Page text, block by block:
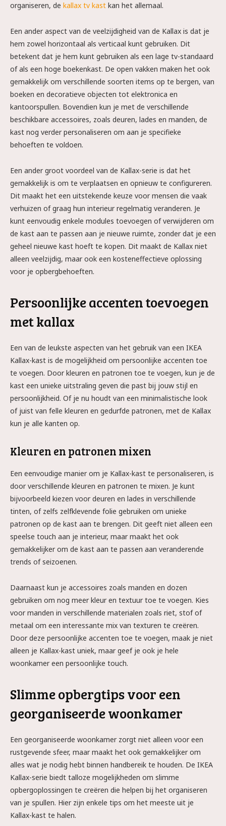
organiseren, de kallax tv kast kan het allemaal.
Een ander aspect van de veelzijdigheid van de Kallax is dat je
hem zowel horizontaal als verticaal kunt gebruiken. Dit
betekent dat je hem kunt gebruiken als een lage tv-standaard
of als een hoge boekenkast. De open vakken maken het ook
gemakkelijk om verschillende soorten items op te bergen, van
boeken en decoratieve objecten tot elektronica en
kantoorspullen. Bovendien kun je met de verschillende
beschikbare accessoires, zoals deuren, lades en manden, de
kast nog verder personaliseren om aan je specifieke
behoeften te voldoen.
Een ander groot voordeel van de Kallax-serie is dat het
gemakkelijk is om te verplaatsen en opnieuw te configureren.
Dit maakt het een uitstekende keuze voor mensen die vaak
verhuizen of graag hun interieur regelmatig veranderen. Je
kunt eenvoudig enkele modules toevoegen of verwijderen om
de kast aan te passen aan je nieuwe ruimte, zonder dat je een
geheel nieuwe kast hoeft te kopen. Dit maakt de Kallax niet
alleen veelzijdig, maar ook een kosteneffectieve oplossing
voor je opbergbehoeften.
Persoonlijke accenten toevoegen
met kallax
Een van de leukste aspecten van het gebruik van een IKEA
Kallax-kast is de mogelijkheid om persoonlijke accenten toe
te voegen. Door kleuren en patronen toe te voegen, kun je de
kast een unieke uitstraling geven die past bij jouw stijl en
persoonlijkheid. Of je nu houdt van een minimalistische look
of juist van felle kleuren en gedurfde patronen, met de Kallax
kun je alle kanten op.
Kleuren en patronen mixen
Een eenvoudige manier om je Kallax-kast te personaliseren, is
door verschillende kleuren en patronen te mixen. Je kunt
bijvoorbeeld kiezen voor deuren en lades in verschillende
tinten, of zelfs zelfklevende folie gebruiken om unieke
patronen op de kast aan te brengen. Dit geeft niet alleen een
speelse touch aan je interieur, maar maakt het ook
gemakkelijker om de kast aan te passen aan veranderende
trends of seizoenen.
Daarnaast kun je accessoires zoals manden en dozen
gebruiken om nog meer kleur en textuur toe te voegen. Kies
voor manden in verschillende materialen zoals riet, stof of
metaal om een interessante mix van texturen te creëren.
Door deze persoonlijke accenten toe te voegen, maak je niet
alleen je Kallax-kast uniek, maar geef je ook je hele
woonkamer een persoonlijke touch.
Slimme opbergtips voor een
georganiseerde woonkamer
Een georganiseerde woonkamer zorgt niet alleen voor een
rustgevende sfeer, maar maakt het ook gemakkelijker om
alles wat je nodig hebt binnen handbereik te houden. De IKEA
Kallax-serie biedt talloze mogelijkheden om slimme
opbergoplossingen te creëren die helpen bij het organiseren
van je spullen. Hier zijn enkele tips om het meeste uit je
Kallax-kast te halen.